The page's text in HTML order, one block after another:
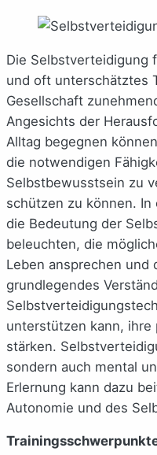
Die Selbstverteidigung
und oft unterschätztes
Gesellschaft
Angesichts der
Alltag begegnen
die notwendigen
Selbstbewusstsein zu
schützen zu können.
die Bedeutung der
beleuchten, die
Leben ansprechen und
grundlegendes
unterstützen kann, ihre
stärken.
sondern auch mental
Erlernung kann dazu
Autonomie und des